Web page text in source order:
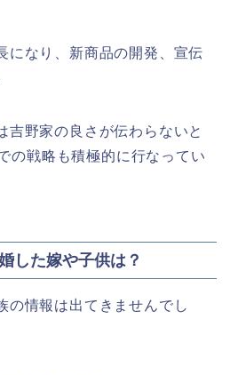
になり、新商品の開発、宣伝
吉野家の良さが伝わらないと
の戦略も積極的に行なってい
した嫁や子供は？
の情報は出てきませんでし